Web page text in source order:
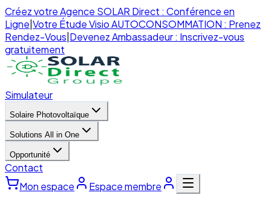
Créez votre Agence SOLAR Direct : Conférence en
Ligne Votre Étude Visio AUTOCONSOMMATION : Prenez
Rendez-Vous Devenez Ambassadeur : Inscrivez-vous
gratuitement
Simulateur
Solaire Photovoltaïque
Solutions All in One
Opportunité
Contact
Mon espace
Espace membre